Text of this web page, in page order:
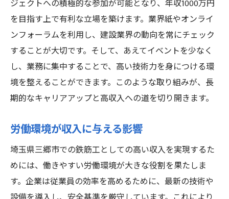
ジェクトへの積極的な参加が可能となり、年収1000万円
を目指す上で有利な立場を築けます。業界紙やオンライ
ンフォーラムを利用し、建設業界の動向を常にチェック
することが大切です。そして、あえてイベントを少なく
し、業務に集中することで、高い技術力を身につける環
境を整えることができます。このような取り組みが、長
期的なキャリアアップと高収入への道を切り開きます。
労働環境が収入に与える影響
埼玉県三郷市での鉄筋工としての高い収入を実現するた
めには、働きやすい労働環境が大きな役割を果たしま
す。企業は従業員の効率を高めるために、最新の技術や